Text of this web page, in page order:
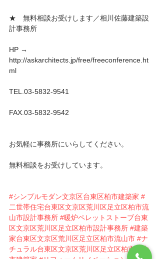
★　無料相談お受けします／相川佐藤建築設
計事務所
HP →
http://askarchitects.jp/free/freeconference.ht
ml
TEL.03-5832-9541
FAX.03-5832-9542
お気軽に事務所にいらしてください。
無料相談をお受けしています。
#シンプルモダン文京区台東区柏市建築家 #
二世帯住宅台東区文京区荒川区足立区柏市流
山市設計事務所 #暖炉ペレットストーブ台東
区文京区荒川区足立区柏市設計事務所 #建築
家台東区文京区荒川区足立区柏市流山市 #ナ
チュラル台東区文京区荒川区足立区柏市流山